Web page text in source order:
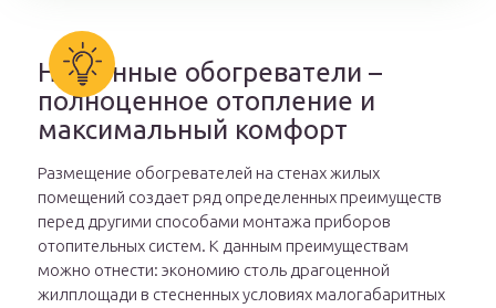
Настенные обогреватели –
полноценное отопление и
максимальный комфорт
Размещение обогревателей на стенах жилых
помещений создает ряд определенных преимуществ
перед другими способами монтажа приборов
отопительных систем. К данным преимуществам
можно отнести: экономию столь драгоценной
жилплощади в стесненных условиях малогабаритных